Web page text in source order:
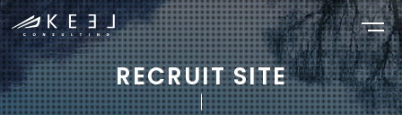
RECRUIT SITE